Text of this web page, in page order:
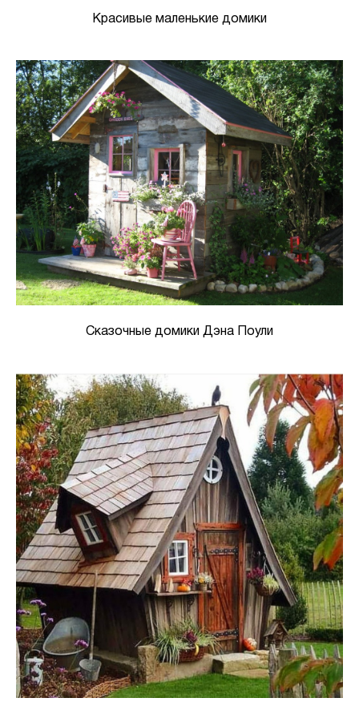
Красивые маленькие домики
Сказочные домики Дэна Поули